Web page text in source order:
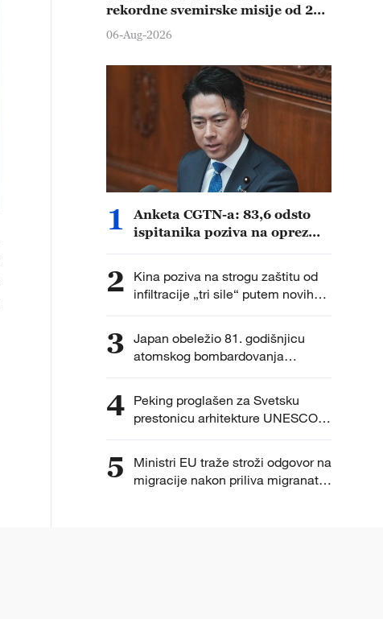
rekordne svemirske misije od 210
dana
06-Aug-2026
1
Anketa CGTN-a: 83,6 odsto
ispitanika poziva na oprez
2
Kina poziva na strogu zaštitu od
infiltracije „tri sile“ putem novih
tehnologija
3 Japan obeležio 81. godišnjicu
atomskog bombardovanja
Hirošime uz debatu o nuklearnoj
4 Peking proglašen za Svetsku
prestonicu arhitekture UNESCO-
UIA za 2029. godinu
5
Ministri EU traže stroži odgovor na
migracije nakon priliva migranata